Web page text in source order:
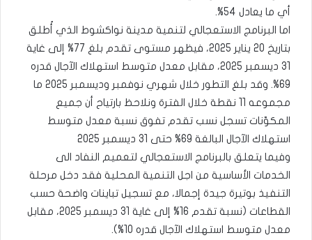
أي ما يعادل 54%.
اما البرنامج الاستعجالي لتنمية مدينة نواكشوط الذي أُطلق
بتاريخ 20 يناير 2025، فيظهر مستوى تقدم بلغ 77% إلى غاية
31 ديسمبر 2025، مقابل معدل متوسط استهلاك الآجال قدره
69%. وقد بلغ التطور خلال شهري نوفمبر وديسمبر 2025 ما
مجموعه 11 نقطة خلال الفترة ونلاحظ بارتياح أن جميع
المكوّنات تسجل نسب تقدم تفوق نسبة معدل متوسط
استهلاك الآجال البالغة 69% حتى 31 ديسمبر 2025
وفيما يتعلق بالبرنامج الاستعجالي لتعميم النفاد الى
الخدمات الأساسية من اجل التنمية المحلية فقد دخل مرحلة
التنفيذ بوتيرة جيدة إجمالا، مع تسجيل تباينات واضحة حسب
القطاعات (نسبة تقدم 16% إلى غاية 31 ديسمبر 2025، مقابل
معدل متوسط استهلاك الآجال قدره 10%).